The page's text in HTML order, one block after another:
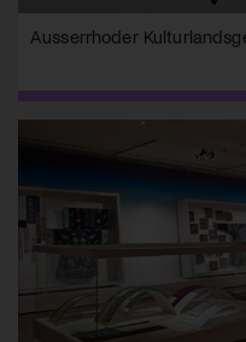
Ausserrhoder